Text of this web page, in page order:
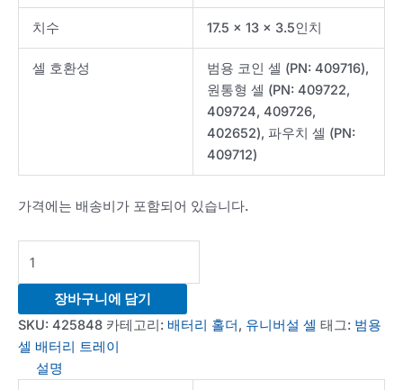
치수 17.5 x 13 x 3.5인치
셀 호환성
범용 코인 셀 (PN: 409716),
원통형 셀 (PN: 409722,
409724, 409726,
402652), 파우치 셀 (PN:
409712)
가격에는 배송비가 포함되어 있습니다.
Cell
insulation
Battery
Tray
수
량
장바구니에 담기
SKU: 425848 카테고리: 배터리 홀더, 유니버설 셀 태그: 범용
셀 배터리 트레이
설명